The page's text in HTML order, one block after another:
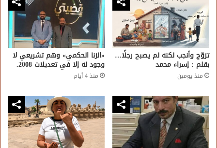
تزوّج وأنجب لكنه لم يصبح رجلًا…
بقلم : إسراء محمد
منذ يومين
«الزنا الحكمي» وهم تشريعي لا
وجود له إلا في تعديلات 2008.
منذ 4 أيام